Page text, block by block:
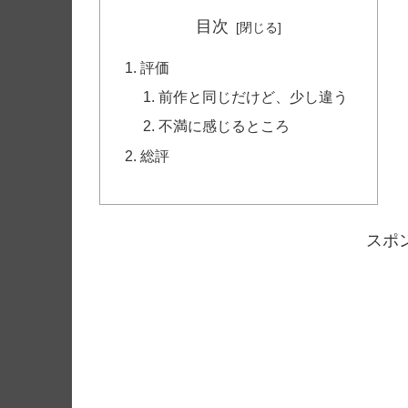
目次
評価
前作と同じだけど、少し違う
不満に感じるところ
総評
スポ